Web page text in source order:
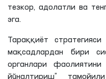
тезкор, адолатли ва
эга.
Тараққиёт
мақсадлардан бири
органлари
йўналтириш”